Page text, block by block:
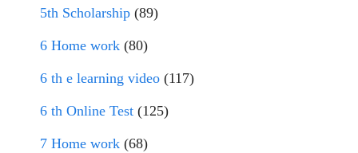
5th Scholarship (89)
6 Home work (80)
6 th e learning video (117)
6 th Online Test (125)
7 Home work (68)